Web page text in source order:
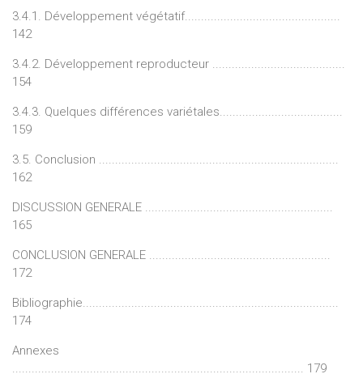
3.4.1. Développement végétatif................................................
142
3.4.2. Développement reproducteur .........................................
154
3.4.3. Quelques différences variétales......................................
159
3.5. Conclusion ..........................................................................
162
DISCUSSION GENERALE ..........................................................
165
CONCLUSION GENERALE ........................................................
172
Bibliographie...............................................................................
174
Annexes
.......................................................................................... 179